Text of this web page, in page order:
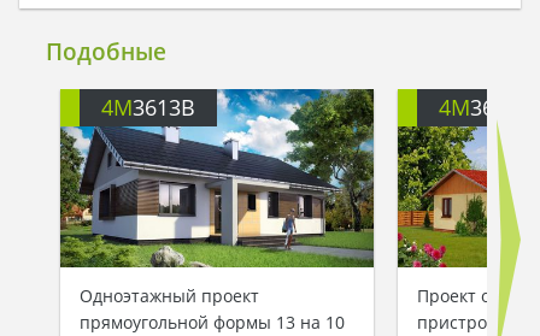
Подобные
4M3613B
Одноэтажный проект
прямоугольной формы 13 на 10
4M3613
Проект